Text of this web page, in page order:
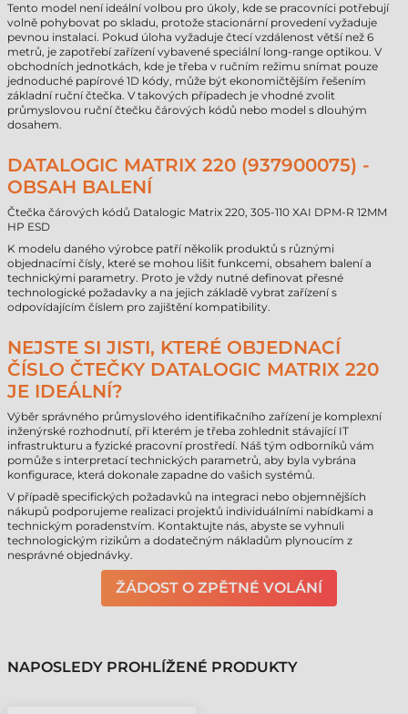
Tento model není ideální volbou pro úkoly, kde se pracovníci potřebují
volně pohybovat po skladu, protože stacionární provedení vyžaduje
pevnou instalaci. Pokud úloha vyžaduje čtecí vzdálenost větší než 6
metrů, je zapotřebí zařízení vybavené speciální long-range optikou. V
obchodních jednotkách, kde je třeba v ručním režimu snímat pouze
jednoduché papírové 1D kódy, může být ekonomičtějším řešením
základní ruční čtečka. V takových případech je vhodné zvolit
průmyslovou ruční čtečku čárových kódů nebo model s dlouhým
dosahem.
DATALOGIC MATRIX 220 (937900075) -
OBSAH BALENÍ
Čtečka čárových kódů Datalogic Matrix 220, 305-110 XAI DPM-R 12MM
HP ESD
K modelu daného výrobce patří několik produktů s různými
objednacími čísly, které se mohou lišit funkcemi, obsahem balení a
technickými parametry. Proto je vždy nutné definovat přesné
technologické požadavky a na jejich základě vybrat zařízení s
odpovídajícím číslem pro zajištění kompatibility.
NEJSTE SI JISTI, KTERÉ OBJEDNACÍ
ČÍSLO ČTEČKY DATALOGIC MATRIX 220
JE IDEÁLNÍ?
Výběr správného průmyslového identifikačního zařízení je komplexní
inženýrské rozhodnutí, při kterém je třeba zohlednit stávající IT
infrastrukturu a fyzické pracovní prostředí. Náš tým odborníků vám
pomůže s interpretací technických parametrů, aby byla vybrána
konfigurace, která dokonale zapadne do vašich systémů.
V případě specifických požadavků na integraci nebo objemnějších
nákupů podporujeme realizaci projektů individuálními nabídkami a
technickým poradenstvím. Kontaktujte nás, abyste se vyhnuli
technologickým rizikům a dodatečným nákladům plynoucím z
nesprávné objednávky.
ŽÁDOST O ZPĚTNÉ VOLÁNÍ
NAPOSLEDY PROHLÍŽENÉ PRODUKTY